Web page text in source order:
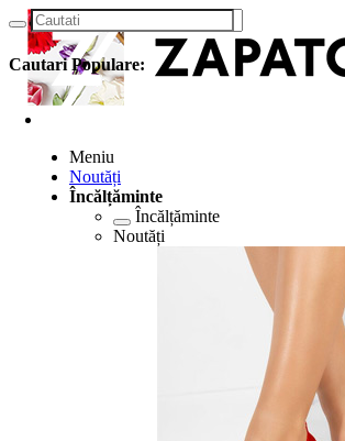
Cautari Populare:
Meniu
Noutăți
Încălțăminte
Încălțăminte
Noutăți